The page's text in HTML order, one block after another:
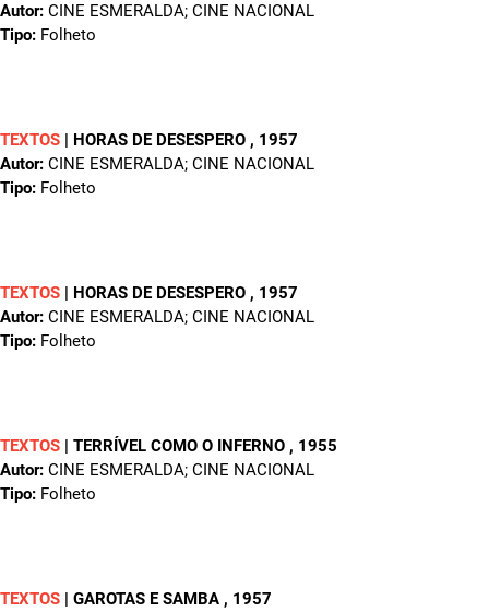
Autor: CINE ESMERALDA; CINE NACIONAL
Tipo: Folheto
TEXTOS | HORAS DE DESESPERO , 1957
Autor: CINE ESMERALDA; CINE NACIONAL
Tipo: Folheto
TEXTOS | HORAS DE DESESPERO , 1957
Autor: CINE ESMERALDA; CINE NACIONAL
Tipo: Folheto
TEXTOS | TERRÍVEL COMO O INFERNO , 1955
Autor: CINE ESMERALDA; CINE NACIONAL
Tipo: Folheto
TEXTOS | GAROTAS E SAMBA , 1957